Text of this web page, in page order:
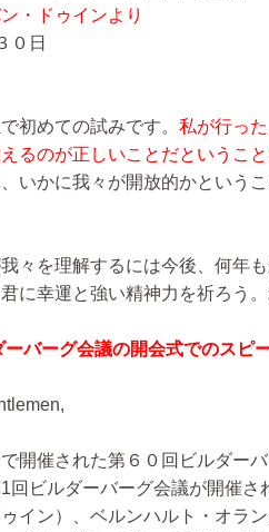
・ドゥインより
０日
初めての試みです。 私が行っ
るのが正しいことだということ
いかに我々が開放的かという
々を理解するには今後、何年
に幸運と強い精神力を祈ろう。
ーバーグ会議の開会式でのス
開催された第６０回ビルダー
回ビルダーバーグ会議が開催
イン）、ベルンハルト・オラ